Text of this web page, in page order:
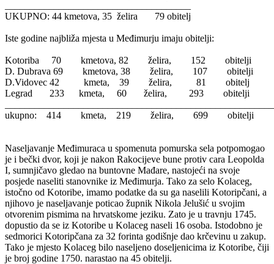
UKUPNO: 44 kmetova, 35 želira 79 obitelj
Iste godine najbliža mjesta u Međimurju imaju obitelji:
Kotoriba 70 kmetova, 82 želira, 152 obitelji
D. Dubrava 69 kmetova, 38 želira, 107 obitelji
D.Vidovec 42 kmeta, 39 želira, 81 obitelj
Legrad 233 kmeta, 60 želira, 293 obitelji
ukupno: 414 kmeta, 219 želira, 699 obitelji
Naseljavanje Međimuraca u spomenuta pomurska sela potpomogao
je i bečki dvor, koji je nakon Rakocijeve bune protiv cara Leopolda
I, sumnjičavo gledao na buntovne Mađare, nastojeći na svoje
posjede naseliti stanovnike iz Međimurja. Tako za selo Kolaceg,
istočno od Kotoribe, imamo podatke da su ga naselili Kotoripčani, a
njihovo je naseljavanje poticao župnik Nikola Jelušić u svojim
otvorenim pismima na hrvatskome jeziku. Zato je u travnju 1745.
dopustio da se iz Kotoribe u Kolaceg naseli 16 osoba. Istodobno je
sedmorici Kotoripčana za 32 forinta godišnje dao krčevinu u zakup.
Tako je mjesto Kolaceg bilo naseljeno doseljenicima iz Kotoribe, čiji
je broj godine 1750. narastao na 45 obitelji.